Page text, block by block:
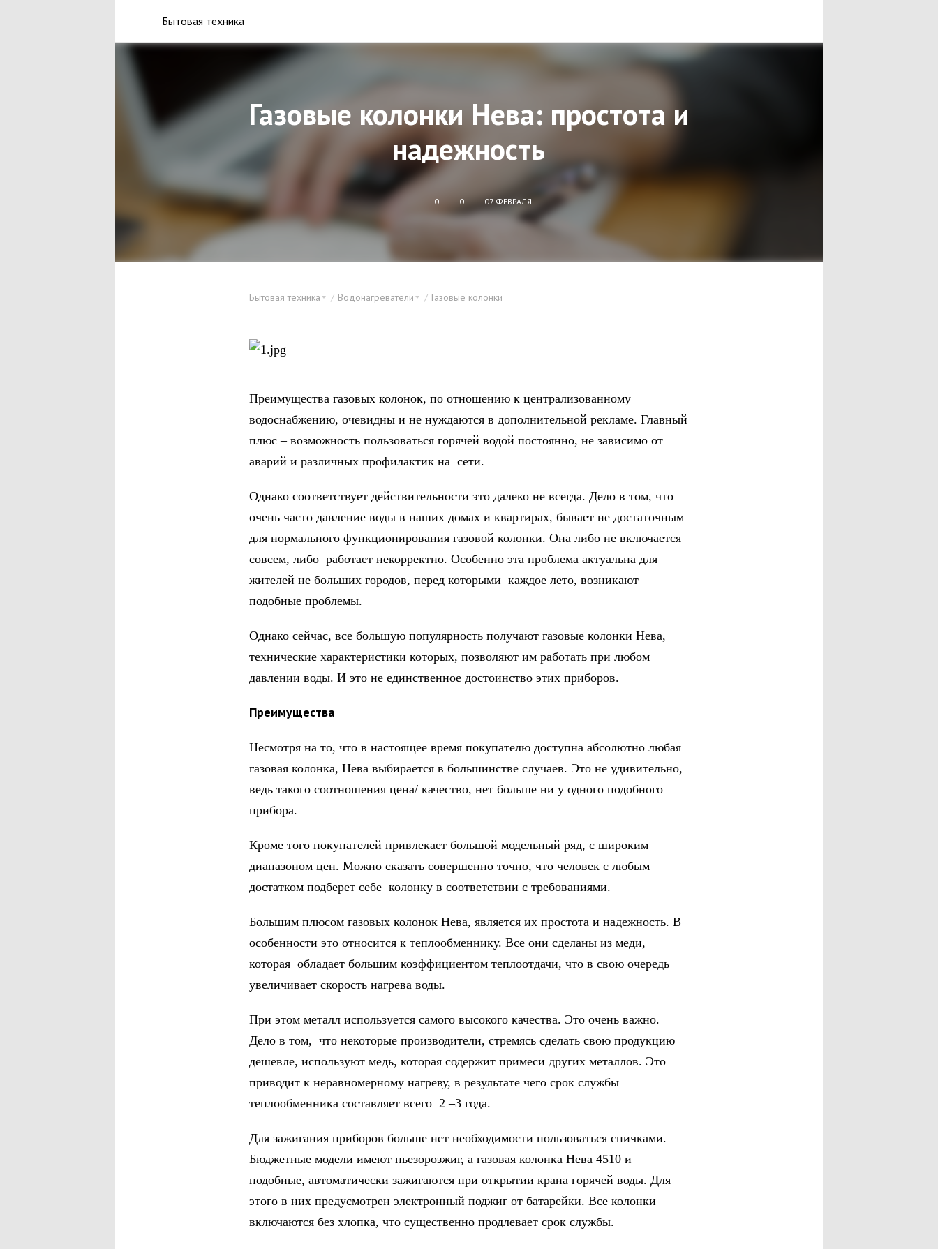
Бытовая техника
Газовые колонки Нева: простота и
надежность
0 0 07 ФЕВРАЛЯ
Бытовая техника Водонагреватели Газовые колонки
Преимущества газовых колонок, по отношению к централизованному
водоснабжению, очевидны и не нуждаются в дополнительной рекламе. Главный
плюс – возможность пользоваться горячей водой постоянно, не зависимо от
аварий и различных профилактик на сети.
Однако соответствует действительности это далеко не всегда. Дело в том, что
очень часто давление воды в наших домах и квартирах, бывает не достаточным
для нормального функционирования газовой колонки. Она либо не включается
совсем, либо работает некорректно. Особенно эта проблема актуальна для
жителей не больших городов, перед которыми каждое лето, возникают
подобные проблемы.
Однако сейчас, все большую популярность получают газовые колонки Нева,
технические характеристики которых, позволяют им работать при любом
давлении воды. И это не единственное достоинство этих приборов.
Преимущества
Несмотря на то, что в настоящее время покупателю доступна абсолютно любая
газовая колонка, Нева выбирается в большинстве случаев. Это не удивительно,
ведь такого соотношения цена/ качество, нет больше ни у одного подобного
прибора.
Кроме того покупателей привлекает большой модельный ряд, с широким
диапазоном цен. Можно сказать совершенно точно, что человек с любым
достатком подберет себе колонку в соответствии с требованиями.
Большим плюсом газовых колонок Нева, является их простота и надежность. В
особенности это относится к теплообменнику. Все они сделаны из меди,
которая обладает большим коэффициентом теплоотдачи, что в свою очередь
увеличивает скорость нагрева воды.
При этом металл используется самого высокого качества. Это очень важно.
Дело в том, что некоторые производители, стремясь сделать свою продукцию
дешевле, используют медь, которая содержит примеси других металлов. Это
приводит к неравномерному нагреву, в результате чего срок службы
теплообменника составляет всего 2 –3 года.
Для зажигания приборов больше нет необходимости пользоваться спичками.
Бюджетные модели имеют пьезорозжиг, а газовая колонка Нева 4510 и
подобные, автоматически зажигаются при открытии крана горячей воды. Для
этого в них предусмотрен электронный поджиг от батарейки. Все колонки
включаются без хлопка, что существенно продлевает срок службы.